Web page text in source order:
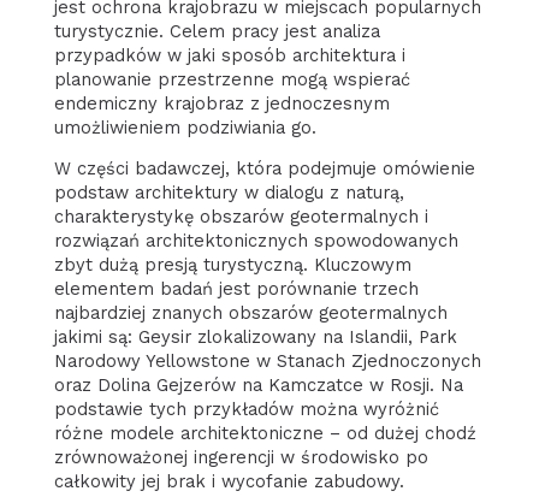
jest ochrona krajobrazu w miejscach popularnych
turystycznie. Celem pracy jest analiza
przypadków w jaki sposób architektura i
planowanie przestrzenne mogą wspierać
endemiczny krajobraz z jednoczesnym
umożliwieniem podziwiania go.
W części badawczej, która podejmuje omówienie
podstaw architektury w dialogu z naturą,
charakterystykę obszarów geotermalnych i
rozwiązań architektonicznych spowodowanych
zbyt dużą presją turystyczną. Kluczowym
elementem badań jest porównanie trzech
najbardziej znanych obszarów geotermalnych
jakimi są: Geysir zlokalizowany na Islandii, Park
Narodowy Yellowstone w Stanach Zjednoczonych
oraz Dolina Gejzerów na Kamczatce w Rosji. Na
podstawie tych przykładów można wyróżnić
różne modele architektoniczne – od dużej chodź
zrównoważonej ingerencji w środowisko po
całkowity jej brak i wycofanie zabudowy.